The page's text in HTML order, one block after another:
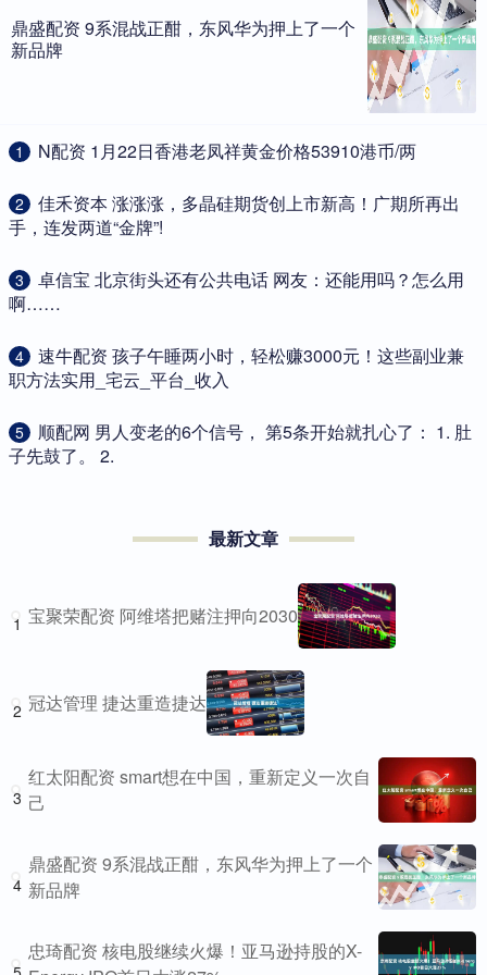
鼎盛配资 9系混战正酣，东风华为押上了一个
新品牌
1 ​N配资 1月22日香港老凤祥黄金价格53910港币/两
2
​佳禾资本 涨涨涨，多晶硅期货创上市新高！广期所再出
手，连发两道“金牌”!
3
​卓信宝 北京街头还有公共电话 网友：还能用吗？怎么用
啊……
4
​速牛配资 孩子午睡两小时，轻松赚3000元！这些副业兼
职方法实用_宅云_平台_收入
5
​顺配网 男人变老的6个信号， 第5条开始就扎心了： 1. 肚
子先鼓了。 2.
最新文章
1 宝聚荣配资 阿维塔把赌注押向2030
2 冠达管理 捷达重造捷达
3
红太阳配资 smart想在中国，重新定义一次自
己
4
鼎盛配资 9系混战正酣，东风华为押上了一个
新品牌
忠琦配资 核电股继续火爆！亚马逊持股的X-